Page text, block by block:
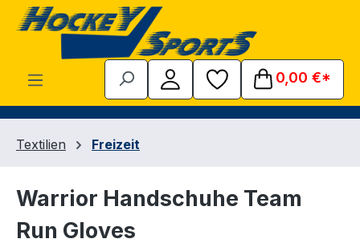
Zum Hauptinhalt springen
0,00 €*
Textilien Freizeit
Warrior Handschuhe Team
Run Gloves